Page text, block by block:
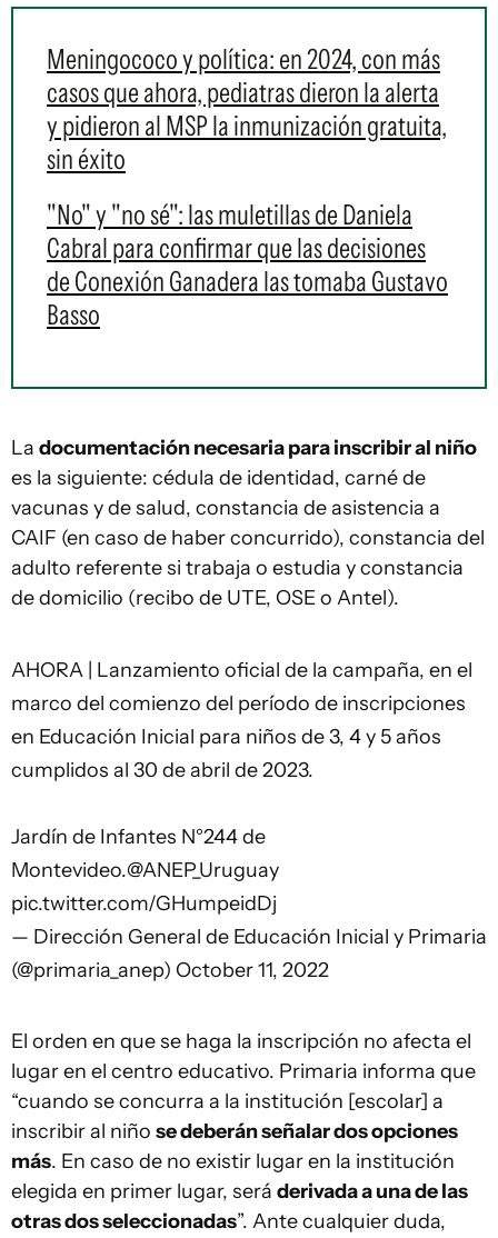
Meningococo y política: en 2024, con más
casos que ahora, pediatras dieron la alerta
y pidieron al MSP la inmunización gratuita,
sin éxito
"No" y "no sé": las muletillas de Daniela
Cabral para confirmar que las decisiones
de Conexión Ganadera las tomaba Gustavo
Basso
La documentación necesaria para inscribir al niño
es la siguiente: cédula de identidad, carné de
vacunas y de salud, constancia de asistencia a
CAIF (en caso de haber concurrido), constancia del
adulto referente si trabaja o estudia y constancia
de domicilio (recibo de UTE, OSE o Antel).
AHORA | Lanzamiento oficial de la campaña, en el
marco del comienzo del período de inscripciones
en Educación Inicial para niños de 3, 4 y 5 años
cumplidos al 30 de abril de 2023.
Jardín de Infantes N°244 de
Montevideo.@ANEP_Uruguay
pic.twitter.com/GHumpeidDj
— Dirección General de Educación Inicial y Primaria
(@primaria_anep) October 11, 2022
El orden en que se haga la inscripción no afecta el
lugar en el centro educativo. Primaria informa que
“cuando se concurra a la institución [escolar] a
inscribir al niño se deberán señalar dos opciones
más. En caso de no existir lugar en la institución
elegida en primer lugar, será derivada a una de las
otras dos seleccionadas”. Ante cualquier duda,